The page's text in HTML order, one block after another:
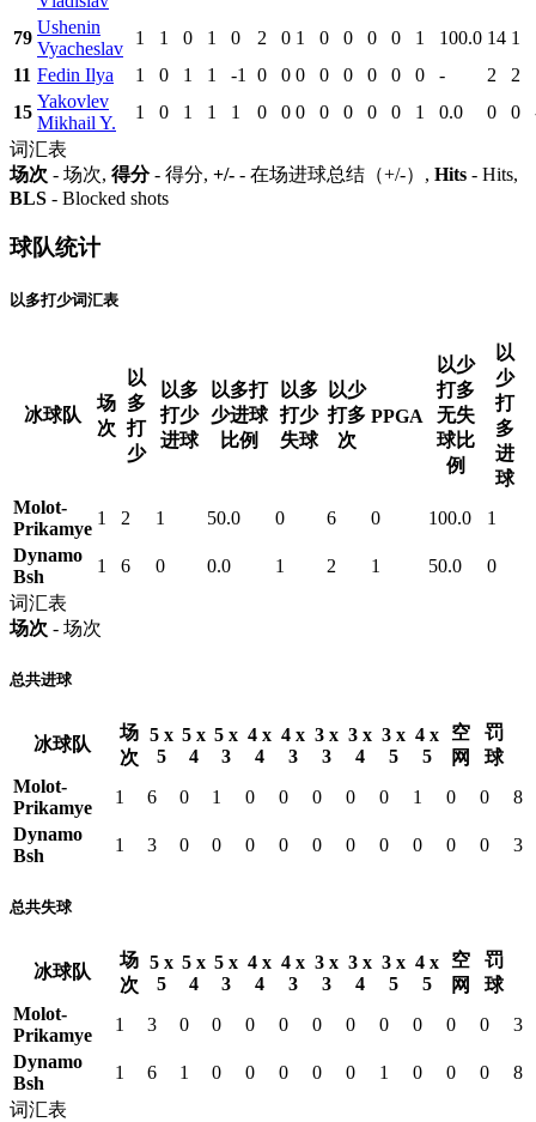
79
Ushenin
Vyacheslav
1 1 0 1 0 2 0 1 0 0 0 0 1 100.0 14 1
11 Fedin Ilya 1 0 1 1 -1 0 0 0 0 0 0 0 0 - 2 2
15
Yakovlev
Mikhail Y.
1 0 1 1 1 0 0 0 0 0 0 0 1 0.0 0 0
词汇表
场次 - 场次, 得分- 得分, +/- - 在场进球总结（+/-）, Hits - Hits,
BLS - Blocked shots
球队统计
以多打少词汇表
冰球队
场
次
以
多
打
少
以多
打少
进球
以多打
少进球
比例
以多
打少
失球
以少
打多
次
PPGA
以少
打多
无失
球比
例
以
少
打
多
进
球
Molot-
Prikamye
1 2 1 50.0 0 6 0 100.0
1
Dynamo
Bsh
1 6 0 0.0 1 2 1 50.0
0
词汇表
场次 - 场次
总共进球
冰球队
场
次
5 x
5
5 x
4
5 x
3
4 x
4
4 x
3
3 x
3
3 x
4
3 x
5
4 x
5
空
网
罚
球
Molot-
Prikamye
1 6 0 1 0 0 0 0 0 1 0 0
8
Dynamo
Bsh
1 3 0 0 0 0 0 0 0 0 0 0 3
总共失球
冰球队
场
次
5 x
5
5 x
4
5 x
3
4 x
4
4 x
3
3 x
3
3 x
4
3 x
5
4 x
5
空
网
罚
球
Molot-
Prikamye
1 3 0 0 0 0 0 0 0 0 0 0
3
Dynamo
Bsh
1 6 1 0 0 0 0 0 1 0 0 0
8
词汇表